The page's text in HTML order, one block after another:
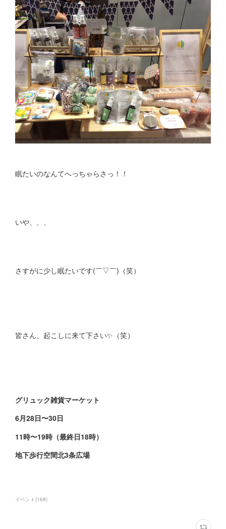
眠たいのなんてへっちゃらさっ！！
いや、、、
さすがに少し眠たいです(￣▽￣)（笑）
皆さん、起こしに来て下さい✨（笑）
グリュック雑貨マーケット
6月28日〜30日
11時〜19時（最終日18時）
地下歩行空間北3条広場
イベント (168)